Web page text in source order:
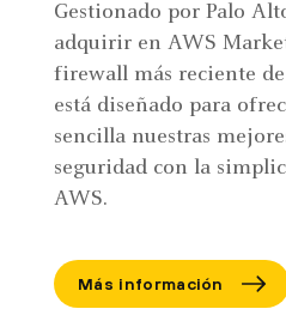
Gestionado por Palo
adquirir en AWS
firewall más reciente
está diseñado para
sencilla nuestras
seguridad con la
AWS.
Más información